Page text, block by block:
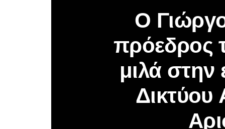
Ο
πρόεδρος
μιλά
Δικτύου